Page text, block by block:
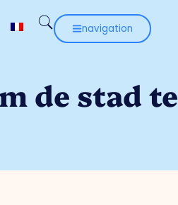
navigation
de stad te